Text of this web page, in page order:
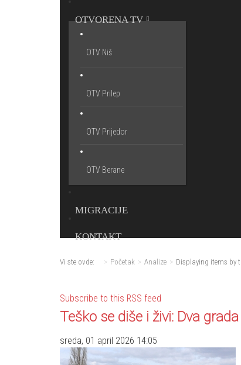
OTVORENA TV
OTV Niš
OTV Prilep
OTV Prijedor
OTV Berane
MIGRACIJE
KONTAKT
Vi ste ovde: Početak Analize Displaying items by
Subscribe to this RSS feed
Teško se diše i živi: Dva
sreda, 01 april 2026 14:05